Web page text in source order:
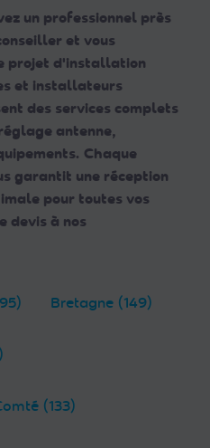
un professionnel près
et vous
projet d'installation
et installateurs
des services complets
antenne,
Chaque
garantit une réception
pour toutes vos
devis à nos
Bretagne (149)
(133)